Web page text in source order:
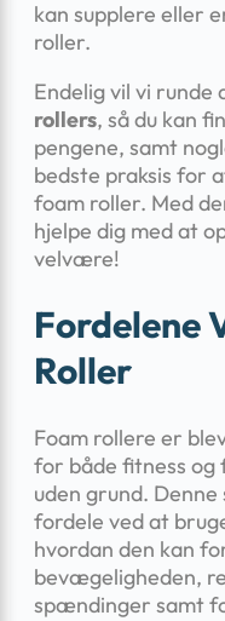
kan supplere eller
roller.
Endelig vil vi runde
rollers, så du kan
pengene, samt
bedste praksis for
foam roller. Med
hjelpe dig med at
velvære!
Fordelene
Roller
Foam rollere er
for både fitness og
uden grund.
fordele ved at
hvordan den kan
bevægeligheden,
spændinger samt